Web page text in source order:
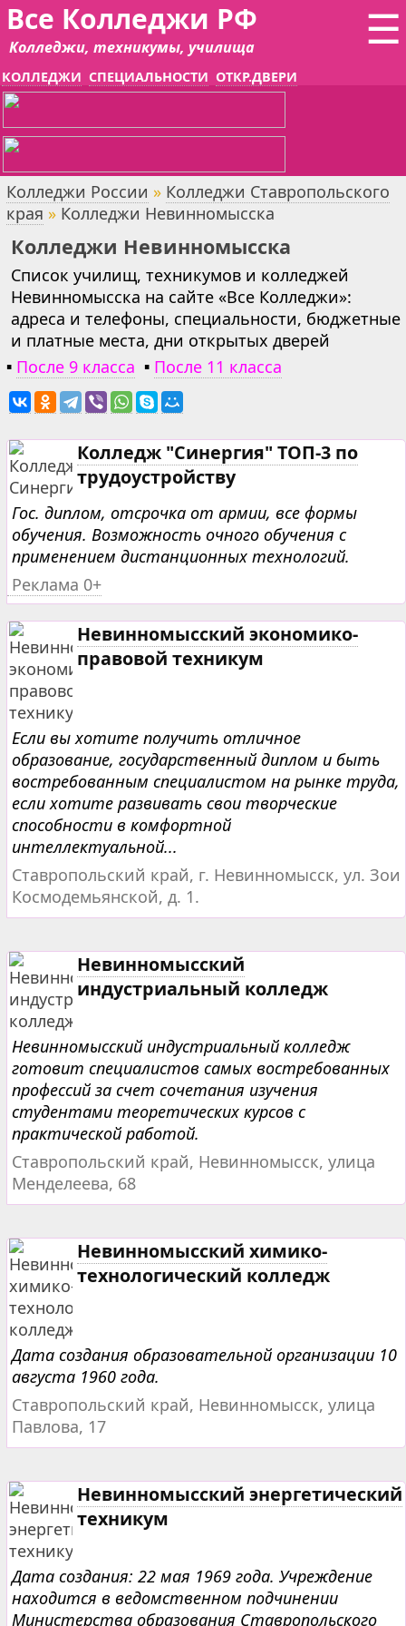
☰
Все Колледжи РФ
Колледжи, техникумы, училища
КОЛЛЕДЖИ СПЕЦИАЛЬНОСТИ ОТКР.ДВЕРИ
Колледжи России » Колледжи Ставропольского
края » Колледжи Невинномысска
Колледжи Невинномысска
Список училищ, техникумов и колледжей
Невинномысска на сайте «Все Колледжи»:
адреса и телефоны, специальности, бюджетные
и платные места, дни открытых дверей
▪ После 9 класса ▪ После 11 класса
Колледж "Синергия" ТОП-3 по
трудоустройству
Гос. диплом, отсрочка от армии, все формы
обучения. Возможность очного обучения с
применением дистанционных технологий.
Реклама 0+
Невинномысский экономико-
правовой техникум
Если вы хотите получить отличное
образование, государственный диплом и быть
востребованным специалистом на рынке труда,
если хотите развивать свои творческие
способности в комфортной
интеллектуальной...
Ставропольский край, г. Невинномысск, ул. Зои
Космодемьянской, д. 1.
Невинномысский
индустриальный колледж
Невинномысский индустриальный колледж
готовит специалистов самых востребованных
профессий за счет сочетания изучения
студентами теоретических курсов с
практической работой.
Ставропольский край, Невинномысск, улица
Менделеева, 68
Невинномысский химико-
технологический колледж
Дата создания образовательной организации 10
августа 1960 года.
Ставропольский край, Невинномысск, улица
Павлова, 17
Невинномысский энергетический
техникум
Дата создания: 22 мая 1969 года. Учреждение
находится в ведомственном подчинении
Министерства образования Ставропольского